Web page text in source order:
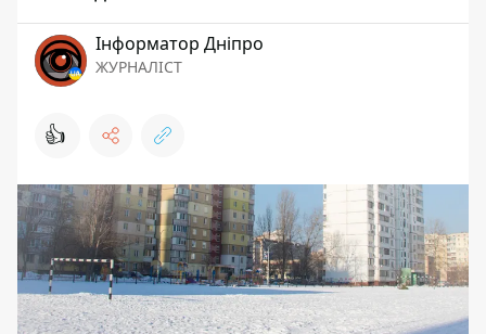
Інформатор Дніпро
ЖУРНАЛІСТ
👍